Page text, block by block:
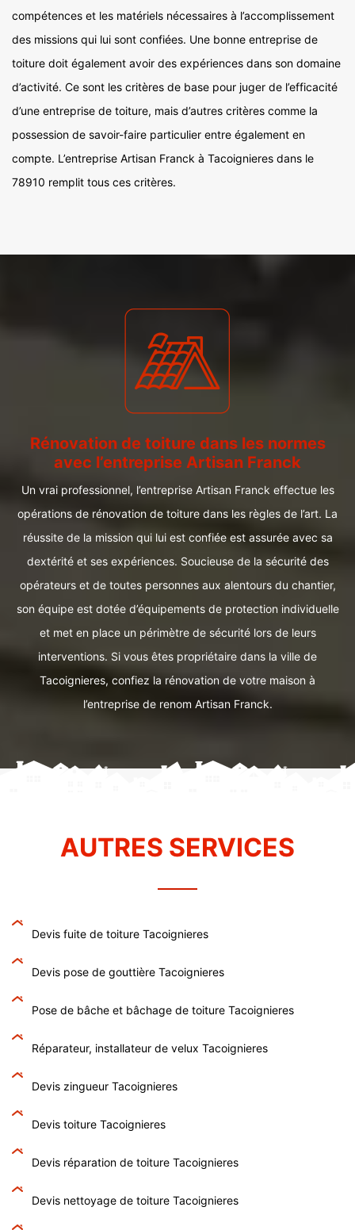
compétences et les matériels nécessaires à l’accomplissement
des missions qui lui sont confiées. Une bonne entreprise de
toiture doit également avoir des expériences dans son domaine
d’activité. Ce sont les critères de base pour juger de l’efficacité
d’une entreprise de toiture, mais d’autres critères comme la
possession de savoir-faire particulier entre également en
compte. L’entreprise Artisan Franck à Tacoignieres dans le
78910 remplit tous ces critères.
Rénovation de toiture dans les normes
avec l’entreprise Artisan Franck
Un vrai professionnel, l’entreprise Artisan Franck effectue les
opérations de rénovation de toiture dans les règles de l’art. La
réussite de la mission qui lui est confiée est assurée avec sa
dextérité et ses expériences. Soucieuse de la sécurité des
opérateurs et de toutes personnes aux alentours du chantier,
son équipe est dotée d’équipements de protection individuelle
et met en place un périmètre de sécurité lors de leurs
interventions. Si vous êtes propriétaire dans la ville de
Tacoignieres, confiez la rénovation de votre maison à
l’entreprise de renom Artisan Franck.
AUTRES SERVICES
Devis fuite de toiture Tacoignieres
Devis pose de gouttière Tacoignieres
Pose de bâche et bâchage de toiture Tacoignieres
Réparateur, installateur de velux Tacoignieres
Devis zingueur Tacoignieres
Devis toiture Tacoignieres
Devis réparation de toiture Tacoignieres
Devis nettoyage de toiture Tacoignieres